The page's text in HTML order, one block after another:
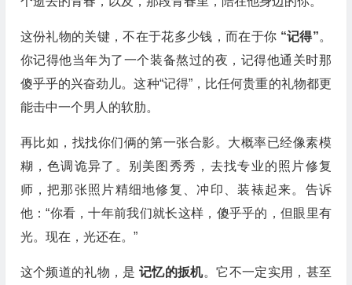
这份礼物的关键，不在于花多少钱，而在于你 “记得”。
你记得他当年为了一个装备熬过的夜，记得他通关时那
傻乎乎的兴奋劲儿。这种“记得”，比任何贵重的礼物都更
能击中一个男人的软肋。
再比如，找找你们俩的第一张合影。大概率已经像素模
糊，色调诡异了。别美图秀秀，去找专业的照片修复
师，把那张照片精细地修复、冲印、装裱起来。告诉
他：“你看，十年前我们就长这样，傻乎乎的，但眼里有
光。现在，光还在。”
这个频道的礼物，是记忆的扳机。它不一定实用，甚至